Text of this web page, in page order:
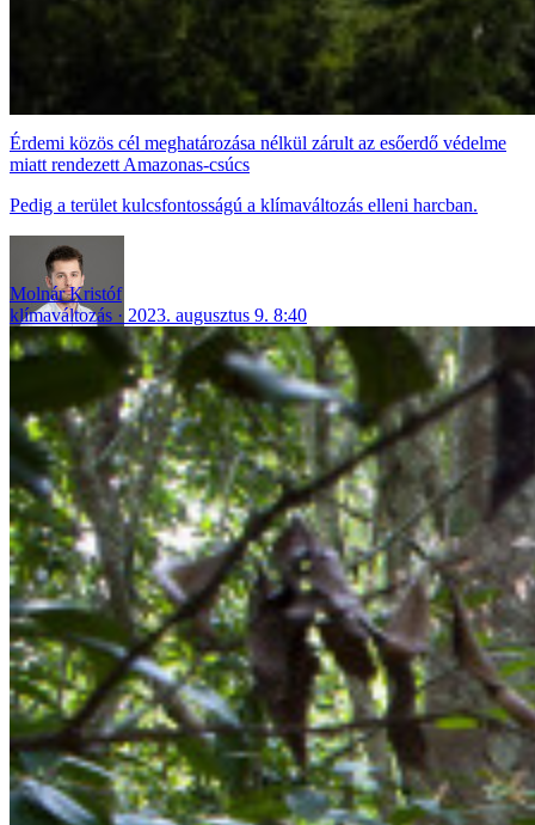
Érdemi közös cél meghatározása nélkül zárult az esőerdő védelme
miatt rendezett Amazonas-csúcs
Pedig a terület kulcsfontosságú a klímaváltozás elleni harcban.
Molnár Kristóf
klímaváltozás
2023. augusztus 9. 8:40